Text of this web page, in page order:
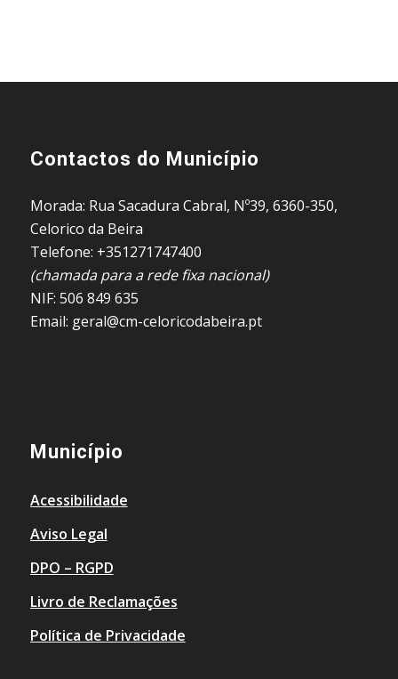
Contactos do Município
Morada: Rua Sacadura Cabral, Nº39, 6360-350,
Celorico da Beira
Telefone: +351271747400
(chamada para a rede fixa nacional)
NIF: 506 849 635
Email: geral@cm-celoricodabeira.pt
Município
Acessibilidade
Aviso Legal
DPO – RGPD
Livro de Reclamações
Política de Privacidade